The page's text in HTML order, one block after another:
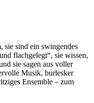
sie sind ein swingendes
flachgelegt“, sie wissen,
sie sagen aus voller
Musik, burlesker
Ensemble – zum